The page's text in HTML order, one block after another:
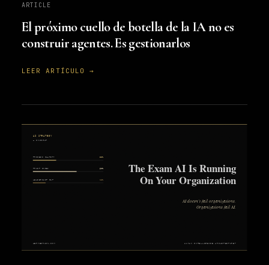
ARTICLE
El próximo cuello de botella de la IA no es
construir agentes. Es gestionarlos
LEER ARTÍCULO →